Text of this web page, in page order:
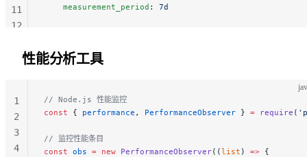
    measurement_period
: 7d
11
12
性能分析工具
// Node.js 性能监控
const { performance , PerformanceObserver } = require (
// 监控性能条目
const obs = new PerformanceObserver((list ) => {
1
2
3
4